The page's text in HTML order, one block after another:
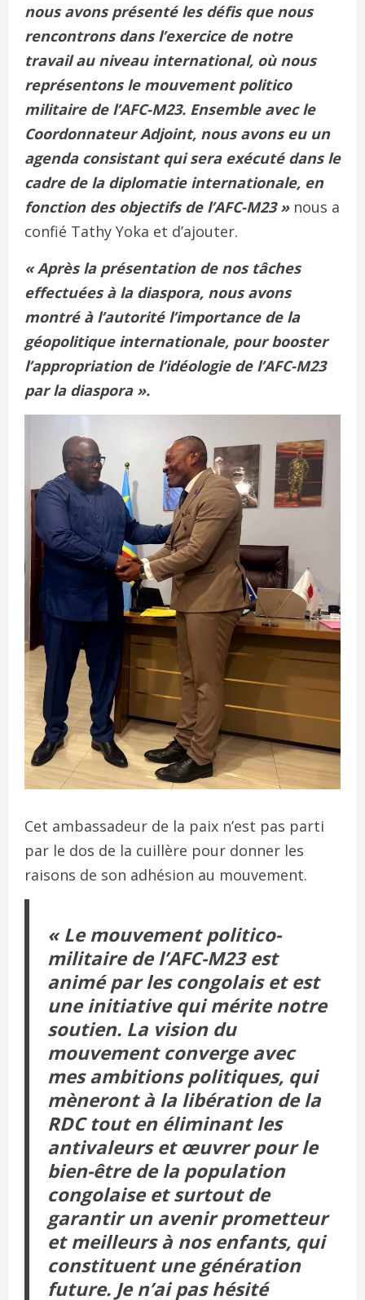
nous avons présenté les défis que nous
rencontrons dans l’exercice de notre
travail au niveau international, où nous
représentons le mouvement politico
militaire de l’AFC-M23. Ensemble avec le
Coordonnateur Adjoint, nous avons eu un
agenda consistant qui sera exécuté dans le
cadre de la diplomatie internationale, en
fonction des objectifs de l’AFC-M23 »nous a
confié Tathy Yoka et d’ajouter.
« Après la présentation de nos tâches
effectuées à la diaspora, nous avons
montré à l’autorité l’importance de la
géopolitique internationale, pour booster
l’appropriation de l’idéologie de l’AFC-M23
par la diaspora ».
Cet ambassadeur de la paix n’est pas parti
par le dos de la cuillère pour donner les
raisons de son adhésion au mouvement.
« Le mouvement politico-
militaire de l’AFC-M23 est
animé par les congolais et est
une initiative qui mérite notre
soutien. La vision du
mouvement converge avec
mes ambitions politiques, qui
mèneront à la libération de la
RDC tout en éliminant les
antivaleurs et œuvrer pour le
bien-être de la population
congolaise et surtout de
garantir un avenir prometteur
et meilleurs à nos enfants, qui
constituent une génération
future. Je n’ai pas hésité